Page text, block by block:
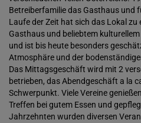
Betreiberfamilie das Gasthaus und
Laufe der Zeit hat sich das Lokal zu
Gasthaus und beliebtem
und ist bis heute besonders
Atmosphäre und der
Das Mittagsgeschäft wird mit 2
betrieben, das Abendgeschäft a la
Schwerpunkt. Viele Vereine
Treffen bei gutem Essen und
Jahrzehnten wurden diversen